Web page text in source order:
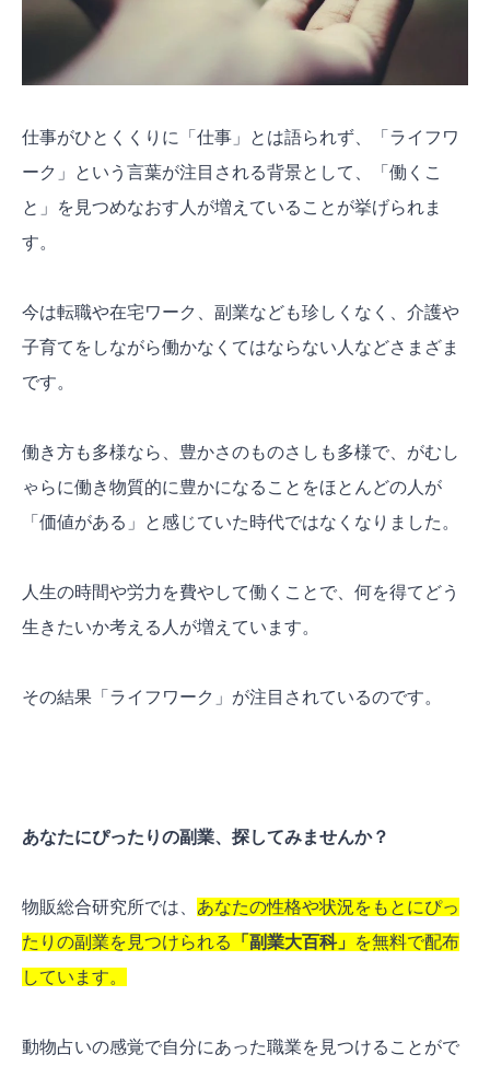
仕事がひとくくりに「仕事」とは語られず、「ライフワ
ーク」という言葉が注目される背景として、「働くこ
と」を見つめなおす人が増えていることが挙げられま
す。
今は転職や在宅ワーク、副業なども珍しくなく、介護や
子育てをしながら働かなくてはならない人などさまざま
です。
働き方も多様なら、豊かさのものさしも多様で、がむし
ゃらに働き物質的に豊かになることをほとんどの人が
「価値がある」と感じていた時代ではなくなりました。
人生の時間や労力を費やして働くことで、何を得てどう
生きたいか考える人が増えています。
その結果「ライフワーク」が注目されているのです。
あなたにぴったりの副業、探してみませんか？
物販総合研究所では、 あなたの性格や状況をもとにぴっ
たりの副業を見つけられる
「副業大百科」
を無料で配布
しています。
動物占いの感覚で自分にあった職業を見つけることがで